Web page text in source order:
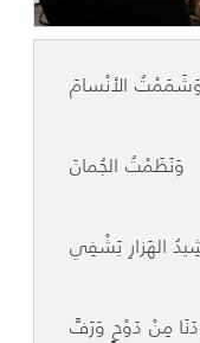
الأنْسامَ
الجُمانَ
يَشْفِي
مِنْ دَوْحٍ وَرَفَّ